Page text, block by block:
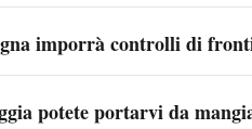
imporrà controlli di
potete portarvi da